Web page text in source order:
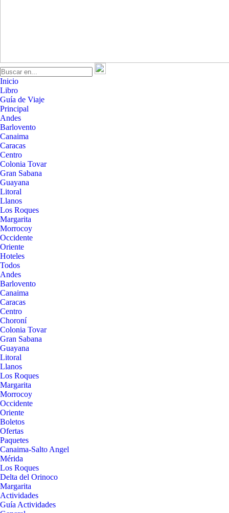
Inicio
Libro
Guía de Viaje
Principal
Andes
Barlovento
Canaima
Caracas
Centro
Colonia Tovar
Gran Sabana
Guayana
Litoral
Llanos
Los Roques
Margarita
Morrocoy
Occidente
Oriente
Hoteles
Todos
Andes
Barlovento
Canaima
Caracas
Centro
Choroní
Colonia Tovar
Gran Sabana
Guayana
Litoral
Llanos
Los Roques
Margarita
Morrocoy
Occidente
Oriente
Boletos
Ofertas
Paquetes
Canaima-Salto Angel
Mérida
Los Roques
Delta del Orinoco
Margarita
Actividades
Guía Actividades